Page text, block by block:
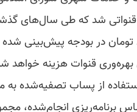
قنواتی شد که طی سال‌های
بین ۳۰ تا ۵۰ میلیارد تومان در بودجه
قنوات هزینه خواهد
از پساب تصفیه‌شده